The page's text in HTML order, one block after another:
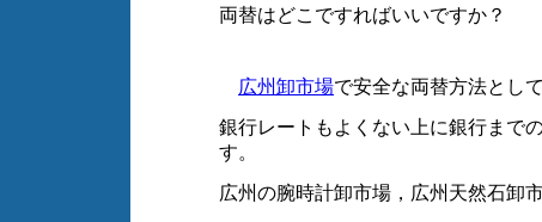
両替はどこですればいいですか？
広州卸市場で安全な両替方法とし
銀行レートもよくない上に銀行まで
す。
広州の腕時計卸市場，広州天然石卸